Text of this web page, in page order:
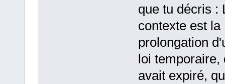
que tu décris :
contexte est la
prolongation
loi temporaire,
avait expiré,